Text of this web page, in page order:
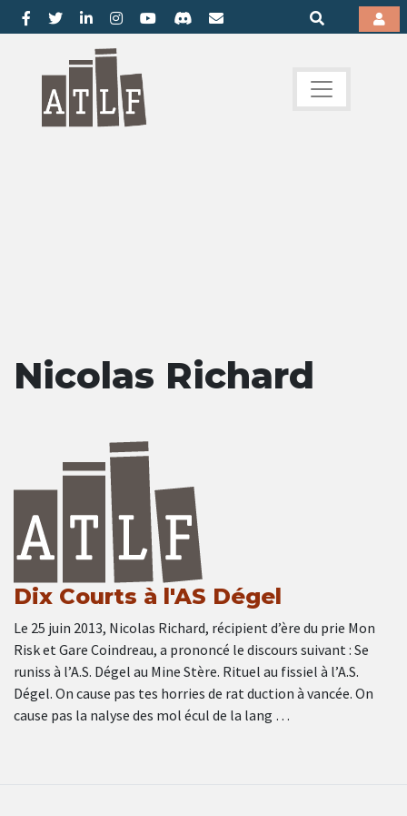
Nicolas Richard
Dix Courts à l'AS Dégel
Le 25 juin 2013, Nicolas Richard, récipient d’ère du prie Mon
Risk et Gare Coindreau, a prononcé le discours suivant : Se
runiss à l’A.S. Dégel au Mine Stère. Rituel au fissiel à l’A.S.
Dégel. On cause pas tes horries de rat duction à vancée. On
cause pas la nalyse des mol écul de la lang …